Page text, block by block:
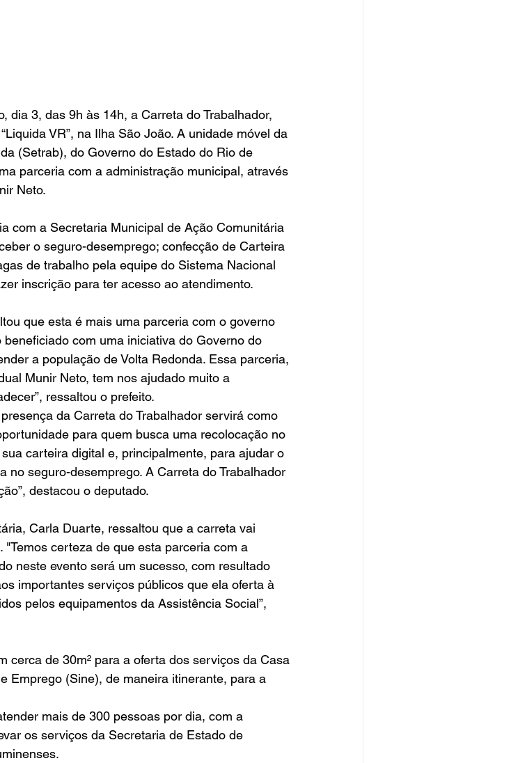
dia 3, das 9h às 14h, a Carreta do Trabalhador,
VR”, na Ilha São João. A unidade móvel da
(Setrab), do Governo do Estado do Rio de
parceria com a administração municipal, através
Neto.
com a Secretaria Municipal de Ação Comunitária
o seguro-desemprego; confecção de Carteira
de trabalho pela equipe do Sistema Nacional
inscrição para ter acesso ao atendimento.
que esta é mais uma parceria com o governo
com uma iniciativa do Governo do
a população de Volta Redonda. Essa parceria,
Munir Neto, tem nos ajudado muito a
ressaltou o prefeito.
da Carreta do Trabalhador servirá como
para quem busca uma recolocação no
carteira digital e, principalmente, para ajudar o
no seguro-desemprego. A Carreta do Trabalhador
destacou o deputado.
Carla Duarte, ressaltou que a carreta vai
certeza de que esta parceria com a
neste evento será um sucesso, com resultado
importantes serviços públicos que ela oferta à
pelos equipamentos da Assistência Social”,
cerca de 30m² para a oferta dos serviços da Casa
Emprego (Sine), de maneira itinerante, para a
mais de 300 pessoas por dia, com a
os serviços da Secretaria de Estado de